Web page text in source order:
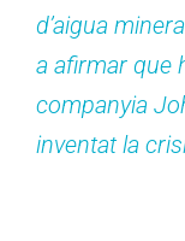
d’aigua
a afirmar que
companyia
inventat la